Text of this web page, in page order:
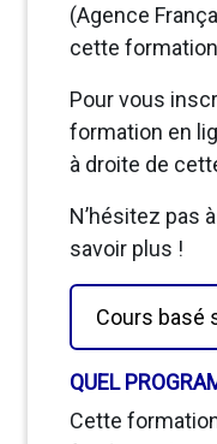
(Agence
cette
Pour vous
formation en
à droite de
N’hésitez pas
savoir plus !
Cours basé
QUEL
Cette